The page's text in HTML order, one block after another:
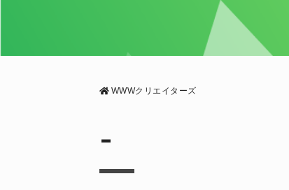
WWWクリエイターズ
-